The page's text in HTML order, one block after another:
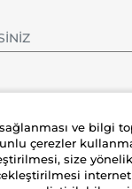
ve bilgi
çerezler
size